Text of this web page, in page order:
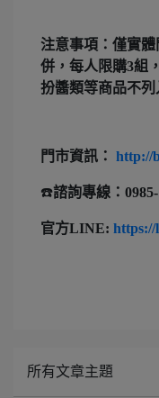
注意事項：僅實
併，每人限購3組
扮醬類等商品不列
門市資訊： http://
☎️諮詢專線：
官方LINE: https://
所有文章主題